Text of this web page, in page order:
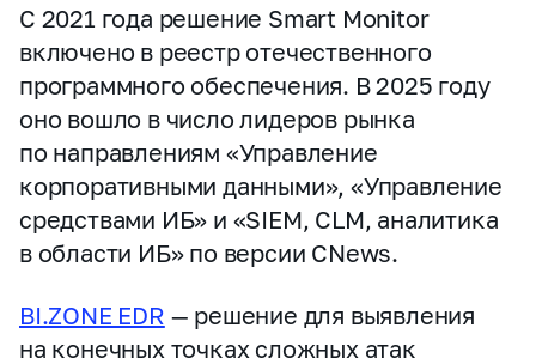
С 2021 года решение Smart Monitor
включено в реестр отечественного
программного обеспечения. В 2025 году
оно вошло в число лидеров рынка
по направлениям «Управление
корпоративными данными», «Управление
средствами ИБ» и «SIEM, CLM, аналитика
в области ИБ» по версии CNews.
BI.ZONE EDR — решение для выявления
на конечных точках сложных атак